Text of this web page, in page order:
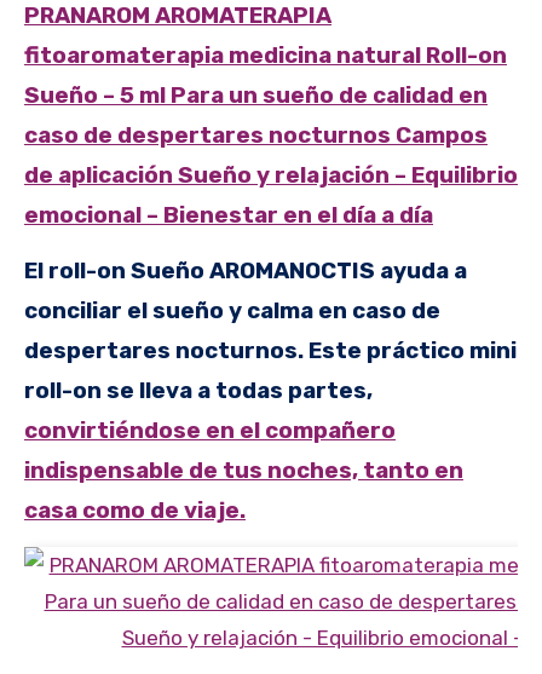
PRANAROM AROMATERAPIA
fitoaromaterapia medicina natural Roll-on
Sueño – 5 ml Para un sueño de calidad en
caso de despertares nocturnos Campos
de aplicación Sueño y relajación – Equilibrio
emocional – Bienestar en el día a día
El roll-on Sueño AROMANOCTIS ayuda a
conciliar el sueño y calma en caso de
despertares nocturnos. Este práctico mini
roll-on se lleva a todas partes,
convirtiéndose en el compañero
indispensable de tus noches, tanto en
casa como de viaje.